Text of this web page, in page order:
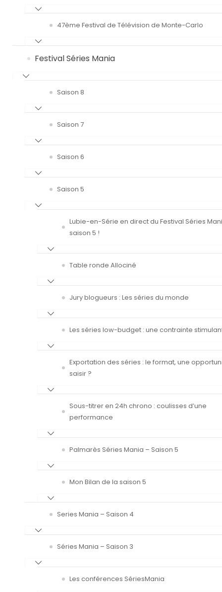
47ème Festival de Télévision de Monte-Carlo
Festival Séries Mania
Saison 8
Saison 7
Saison 6
Saison 5
Lubie-en-Série en direct du Festival Séries
saison 5 !
Table ronde Allociné
Jury blogueurs : Les séries du monde
Les séries low-budget : une contrainte
Exportation des séries : le format, une
saisir ?
Sous-titrer en 24h chrono : coulisses d’une
performance
Palmarès Séries Mania – Saison 5
Mon Bilan de la saison 5
Series Mania – Saison 4
Séries Mania – Saison 3
Les conférences SériesMania